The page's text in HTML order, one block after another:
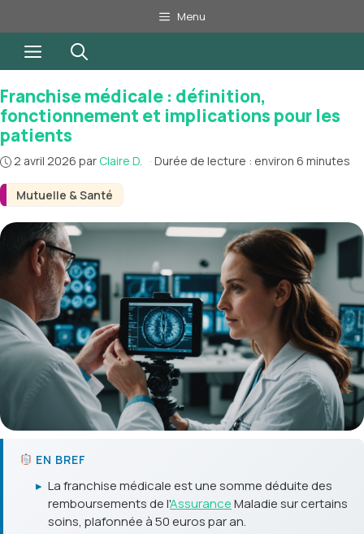
au
contenu
Menu
Menu
Mutuelle & Santé
Franchise médicale : définition,
fonctionnement et implications pour les
patients
2 avril 2026 par Claire D. · Durée de lecture : environ 6 minutes
EN BREF
▸ La franchise médicale est une somme déduite des
remboursements de l'AssuranceMaladie sur certains
soins, plafonnée à 50 euros par an.